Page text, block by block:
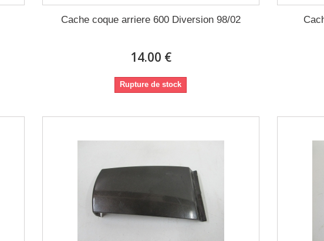
Cache coque arriere 600 Diversion 98/02
14.00 €
Rupture de stock